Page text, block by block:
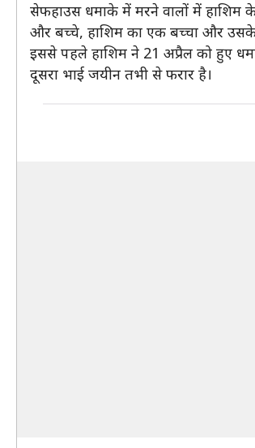
सेफहाउस धमाके में मरने वालों में हाशिम
और बच्चे, हाशिम का एक बच्चा और उसके
इससे पहले हाशिम ने 21 अप्रैल को हुए
दूसरा भाई जयीन तभी से फरार है।